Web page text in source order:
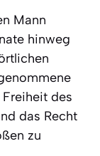
Mann
hinweg
des
das Recht
zu